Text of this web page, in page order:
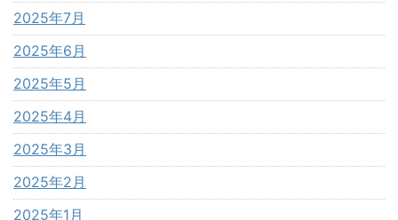
2025年7月
2025年6月
2025年5月
2025年4月
2025年3月
2025年2月
2025年1月